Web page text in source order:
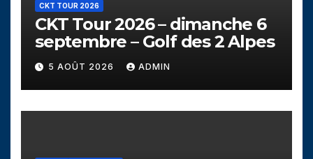
CKT TOUR 2026
CKT Tour 2026 – dimanche 6
septembre – Golf des 2 Alpes
5 AOÛT 2026 ADMIN